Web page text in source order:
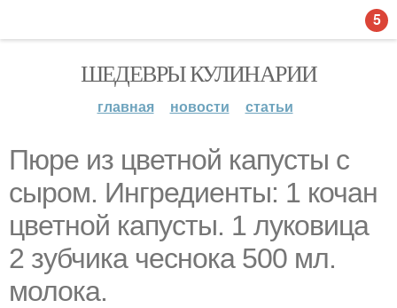
ШЕДЕВРЫ КУЛИНАРИИ
главная новости статьи
Пюре из цветной капусты с
сыром. Ингредиенты: 1 кочан
цветной капусты. 1 луковица
2 зубчика чеснока 500 мл.
молока.
5